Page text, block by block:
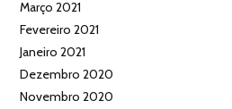
Março 2021
Fevereiro 2021
Janeiro 2021
Dezembro 2020
Novembro 2020